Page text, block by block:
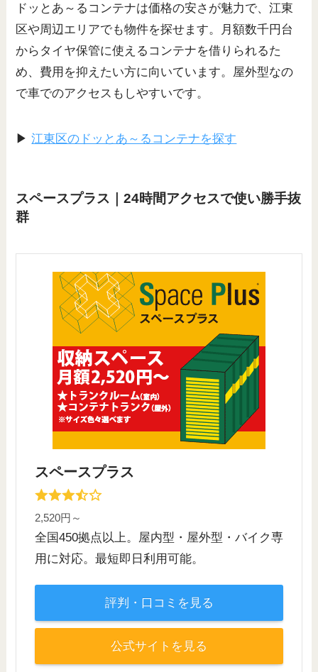
ドッとあ～るコンテナは価格の安さが魅力で、江東
区や周辺エリアでも物件を探せます。月額数千円台
からタイヤ保管に使えるコンテナを借りられるた
め、費用を抑えたい方に向いています。屋外型なの
で車でのアクセスもしやすいです。
▶江東区のドッとあ～るコンテナを探す
スペースプラス｜24時間アクセスで使い勝手抜
群
スペースプラス
2,520円～
全国450拠点以上。屋内型・屋外型・バイク専
用に対応。最短即日利用可能。
評判・口コミを見る
公式サイトを見る